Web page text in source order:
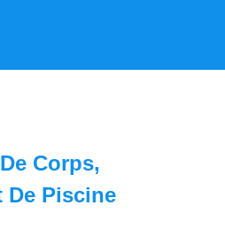
Corps,
De Piscine